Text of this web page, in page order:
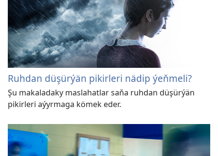
Ruhdan düşürýän pikirleri nädip ýeňmeli?
Şu makaladaky maslahatlar saňa ruhdan düşürýän
pikirleri aýyrmaga kömek eder.